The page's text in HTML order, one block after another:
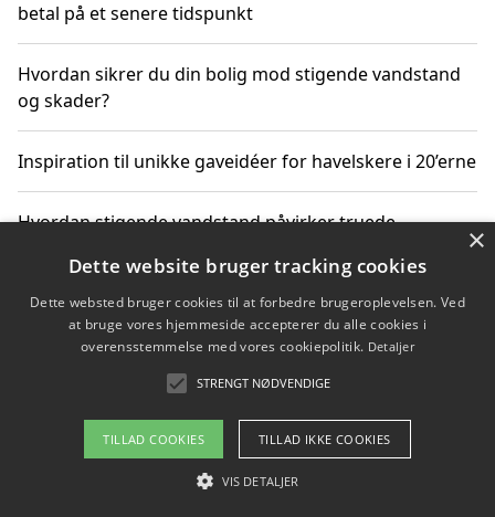
betal på et senere tidspunkt
Hvordan sikrer du din bolig mod stigende vandstand
og skader?
Inspiration til unikke gaveidéer for havelskere i 20’erne
Hvordan stigende vandstand påvirker truede
Sådan vælger du de bedste vandrerygsække til
vandreture i Danmark
Copyright 2026 - Pilanto Aps
Om / kontakt
×
Dette website bruger tracking cookies
Dette websted bruger cookies til at forbedre brugeroplevelsen. Ved
at bruge vores hjemmeside accepterer du alle cookies i
overensstemmelse med vores cookiepolitik. Detaljer
STRENGT NØDVENDIGE
TILLAD COOKIES TILLAD IKKE COOKIES
VIS DETALJER